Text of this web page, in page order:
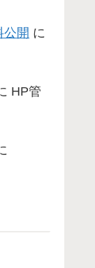
公開 に
HP管